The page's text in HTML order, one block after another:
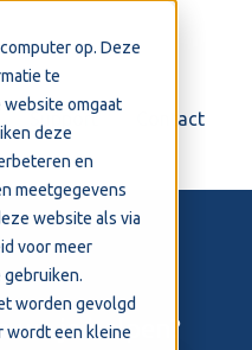
op. Deze
te
omgaat
deze
en
meetgegevens
website als via
voor meer
gebruiken.
worden gevolgd
wordt een kleine
Support Contact
we je helpen?